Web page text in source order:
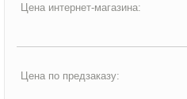
Цена интернет-магазина:
Цена по предзаказу: